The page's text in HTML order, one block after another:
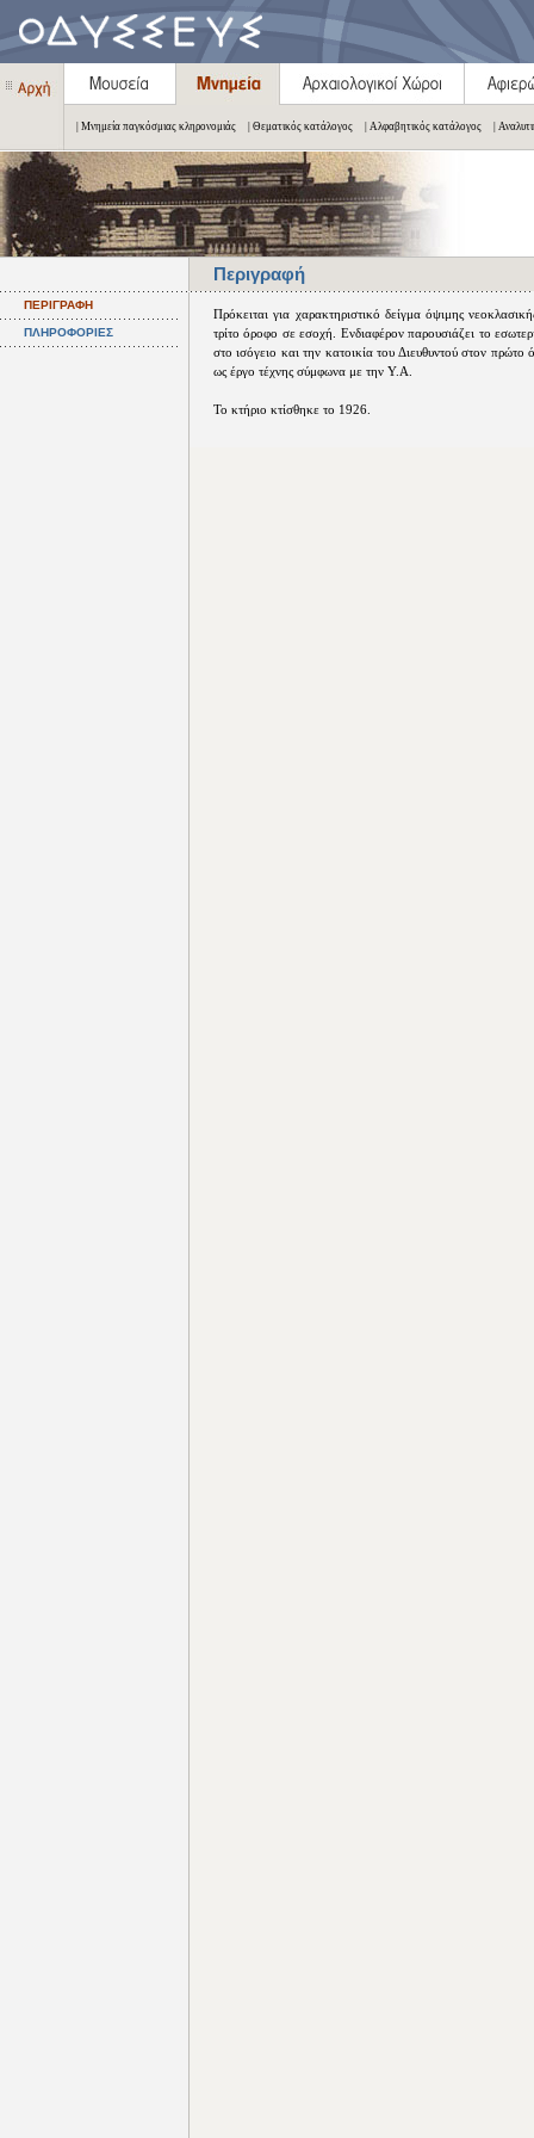
| Μνημεία παγκόσμιας κληρονομιάς | Θεματικός κατάλογος | Αλφαβητικός κατάλογος |
Περιγραφή
ΠΕΡΙΓΡΑΦΗ
ΠΛΗΡΟΦΟΡΙΕΣ
Πρόκειται για χαρακτηριστικό δείγμα όψιμης
τρίτο όροφο σε εσοχή. Ενδιαφέρον παρουσιάζει το
στο ισόγειο και την κατοικία του Διευθυντού στον
ως έργο τέχνης σύμφωνα με την Υ.Α.
Το κτήριο κτίσθηκε το 1926.